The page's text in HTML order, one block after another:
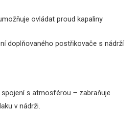
ovládat proud kapaliny
doplňovaného postřikovače s nádrží
s atmosférou – zabraňuje
v nádrži.